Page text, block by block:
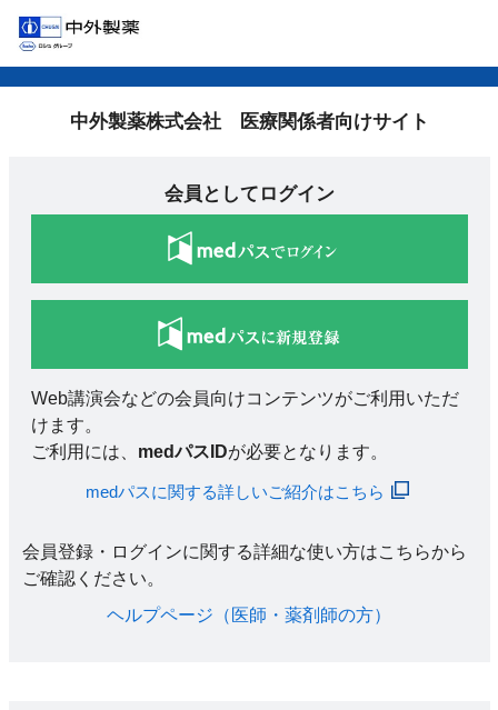
中外製薬株式会社 医療関係者向けサイト
会員としてログイン
Web講演会などの会員向けコンテンツがご利用いただ
けます。
ご利用には、 medパスIDが必要となります。
medパスに関する詳しいご紹介はこちら
会員登録・ログインに関する詳細な使い方はこちらから
ご確認ください。​
ヘルプページ（医師・薬剤師の方）​